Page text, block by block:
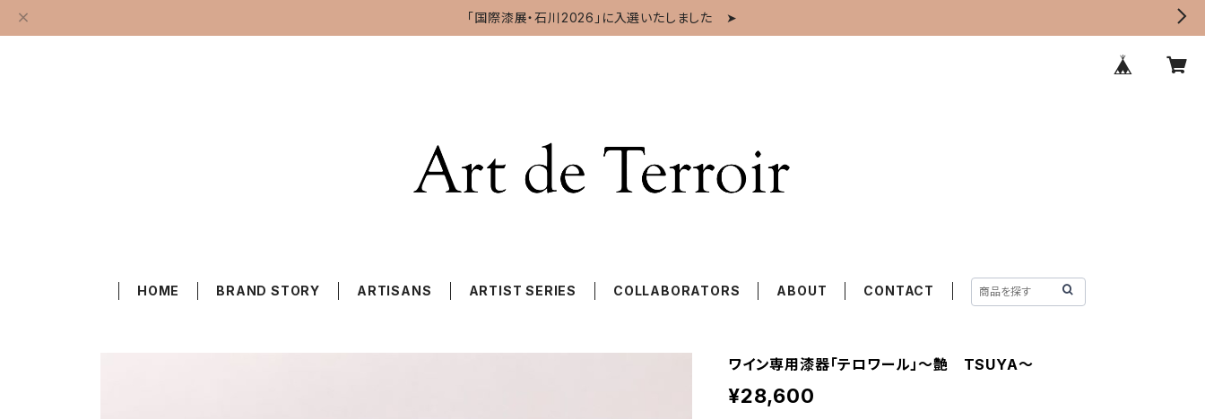
「国際漆展・石川2026」に入選いたしました ➤
HOME BRAND STORY ARTISANS ARTIST SERIES COLLABORATORS ABOUT CONTACT
ワイン専用漆器「テロワール」～艶 TSUYA～
¥28,600